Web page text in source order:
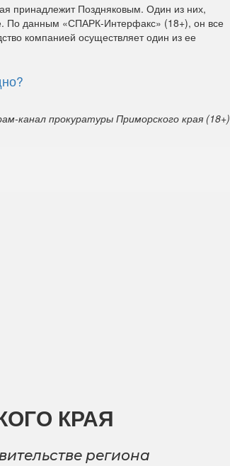
принадлежит Поздняковым. Один из них,
По данным «СПАРК-Интерфакс» (18+), он все
компанией осуществляет один из ее
канал прокуратуры Приморского края (18+)
КРАЯ
региона